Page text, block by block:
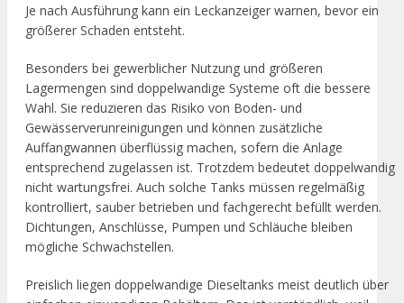
Je nach Ausführung kann ein Leckanzeiger warnen, bevor ein
größerer Schaden entsteht.
Besonders bei gewerblicher Nutzung und größeren
Lagermengen sind doppelwandige Systeme oft die bessere
Wahl. Sie reduzieren das Risiko von Boden- und
Gewässerverunreinigungen und können zusätzliche
Auffangwannen überflüssig machen, sofern die Anlage
entsprechend zugelassen ist. Trotzdem bedeutet doppelwandig
nicht wartungsfrei. Auch solche Tanks müssen regelmäßig
kontrolliert, sauber betrieben und fachgerecht befüllt werden.
Dichtungen, Anschlüsse, Pumpen und Schläuche bleiben
mögliche Schwachstellen.
Preislich liegen doppelwandige Dieseltanks meist deutlich über